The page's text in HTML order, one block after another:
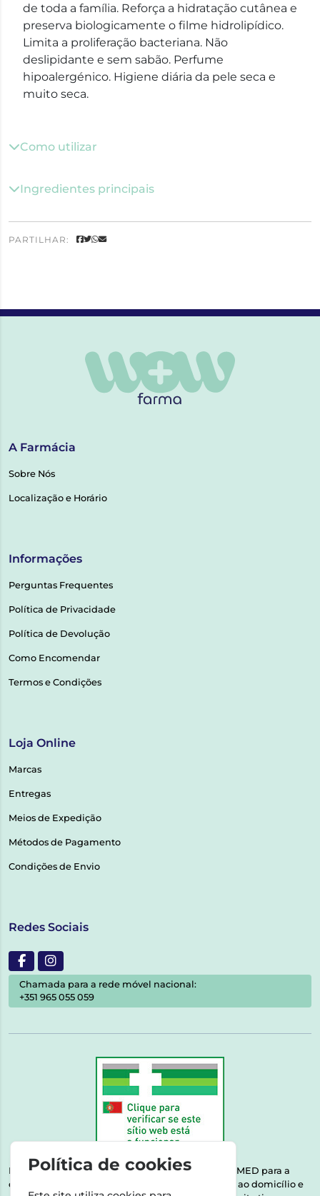
de toda a família. Reforça a hidratação cutânea e
preserva biologicamente o filme hidrolipídico.
Limita a proliferação bacteriana. Não
deslipidante e sem sabão. Perfume
hipoalergénico. Higiene diária da pele seca e
muito seca.
Como utilizar
Ingredientes principais
PARTILHAR:
A Farmácia
Sobre Nós
Localização e Horário
Informações
Perguntas Frequentes
Política de Privacidade
Política de Devolução
Como Encomendar
Termos e Condições
Loja Online
Marcas
Entregas
Meios de Expedição
Métodos de Pagamento
Condições de Envio
Redes Sociais
Chamada para a rede móvel nacional:
+351 965 055 059
Esta farmácia encontra-se autorizada pelo INFARMED para a
dispensa de medicamentos e produtos de saúde ao domicílio e
Política de cookies